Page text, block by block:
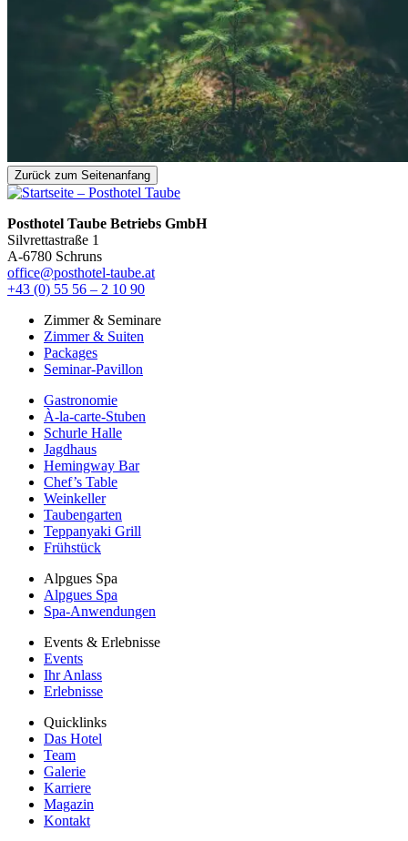
Zurück zum Seitenanfang
Posthotel Taube Betriebs GmbH
Silvrettastraße 1
A-6780 Schruns
office@posthotel-taube.at
+43 (0) 55 56 – 2 10 90
Zimmer & Seminare
Zimmer & Suiten
Packages
Seminar-Pavillon
Gastronomie
À-la-carte-Stuben
Schurle Halle
Jagdhaus
Hemingway Bar
Chef’s Table
Weinkeller
Taubengarten
Teppanyaki Grill
Frühstück
Alpgues Spa
Alpgues Spa
Spa-Anwendungen
Events & Erlebnisse
Events
Ihr Anlass
Erlebnisse
Quicklinks
Das Hotel
Team
Galerie
Karriere
Magazin
Kontakt